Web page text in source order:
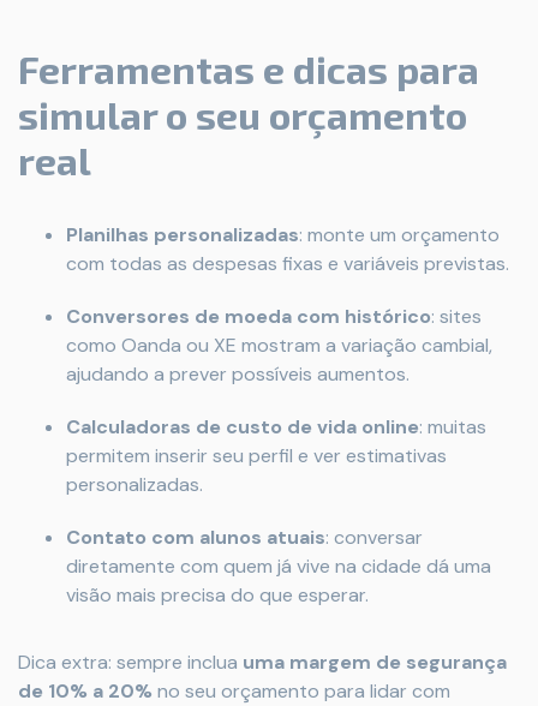
Ferramentas e dicas para
simular o seu orçamento
real
Planilhas personalizadas: monte um orçamento
com todas as despesas fixas e variáveis previstas.
Conversores de moeda com histórico: sites
como Oanda ou XE mostram a variação cambial,
ajudando a prever possíveis aumentos.
Calculadoras de custo de vida online: muitas
permitem inserir seu perfil e ver estimativas
personalizadas.
Contato com alunos atuais: conversar
diretamente com quem já vive na cidade dá uma
visão mais precisa do que esperar.
Dica extra: sempre inclua uma margem de segurança
de 10% a 20% no seu orçamento para lidar com